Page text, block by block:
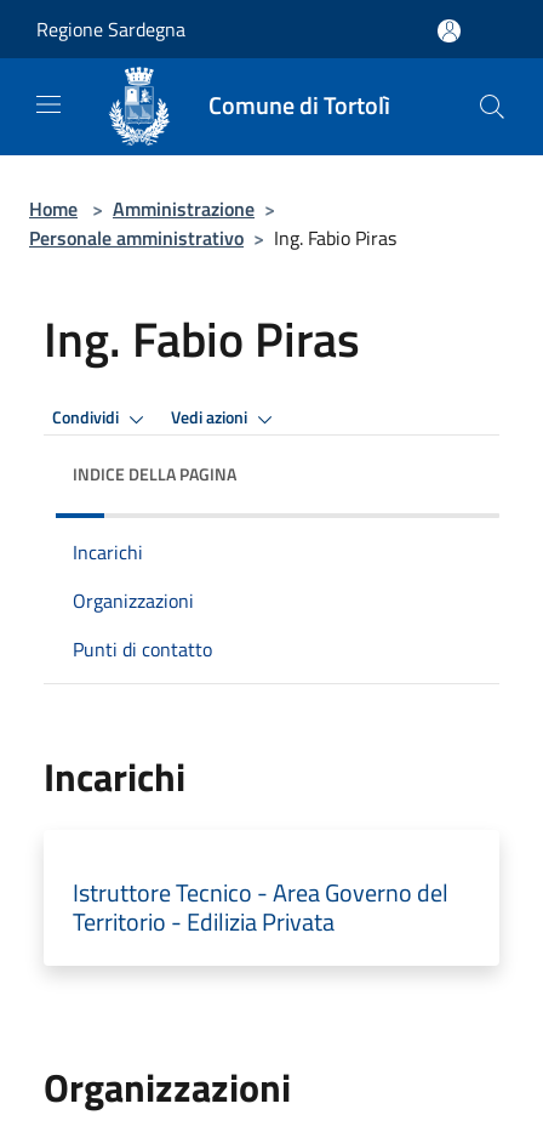
Regione Sardegna
Comune di Tortolì
Home > Amministrazione >
Personale amministrativo > Ing. Fabio Piras
Ing. Fabio Piras
Condividi Vedi azioni
INDICE DELLA PAGINA
Incarichi
Organizzazioni
Punti di contatto
Incarichi
Istruttore Tecnico - Area Governo del
Territorio - Edilizia Privata
Organizzazioni